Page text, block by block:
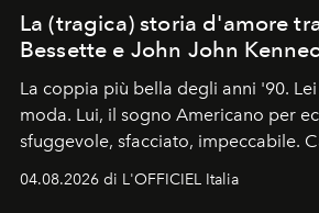
La (tragica) storia d'amore
Bessette e John John
La coppia più bella degli anni '90.
moda. Lui, il sogno Americano per
sfuggevole, sfacciato, impeccabile.
John John Kennedy sono i
04.08.2026 di L'OFFICIEL Italia